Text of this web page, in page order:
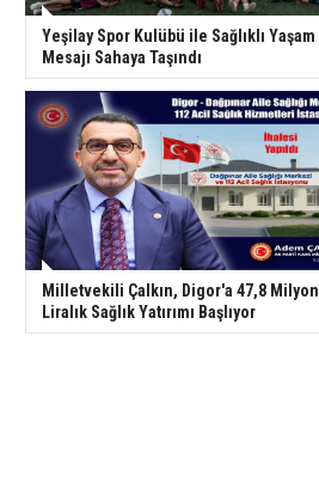
Yeşilay Spor Kulübü ile Sağlıklı Yaşam
Mesajı Sahaya Taşındı
Milletvekili Çalkın, Digor'a 47,8 Milyon
Liralık Sağlık Yatırımı Başlıyor